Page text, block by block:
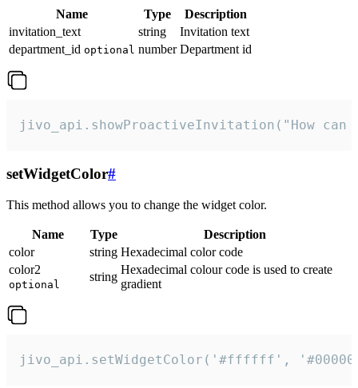
Name Type
Description
invitation_text
string
Invitation text
department_id optional number Department id
jivo_api.showProactiveInvitation("How
setWidgetColor#
This method allows you to change the widget color.
Name Type
Description
color
string Hexadecimal color code
color2
optional
string
Hexadecimal colour code is used to create
gradient
jivo_api.setWidgetColor('#ffffff',